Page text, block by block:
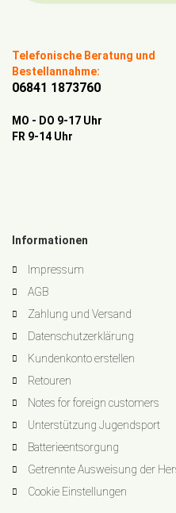
Telefonische Beratung und
Bestellannahme:
06841 1873760
MO - DO 9-17 Uhr
FR 9-14 Uhr
Informationen
Impressum
AGB
Zahlung und Versand
Datenschutzerklärung
Kundenkonto erstellen
Retouren
Notes for foreign customers
Unterstützung Jugendsport
Batterieentsorgung
Getrennte Ausweisung der
Cookie Einstellungen